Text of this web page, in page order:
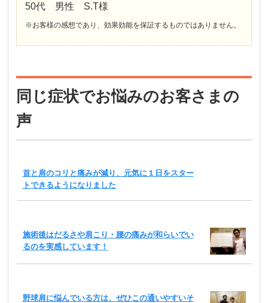
50代 男性 S.T様
※お客様の感想であり、効果効能を保証するものではありません。
同じ症状でお悩みのお客さまの
声
首と肩のコリと痛みが減り、元気に１日をスター
トできるようになりました
施術後はだるさや肩こり・腰の痛みが和らいでい
るのを実感しています！
野球肩に悩んでいる方は、ぜひこの通いやすいそ